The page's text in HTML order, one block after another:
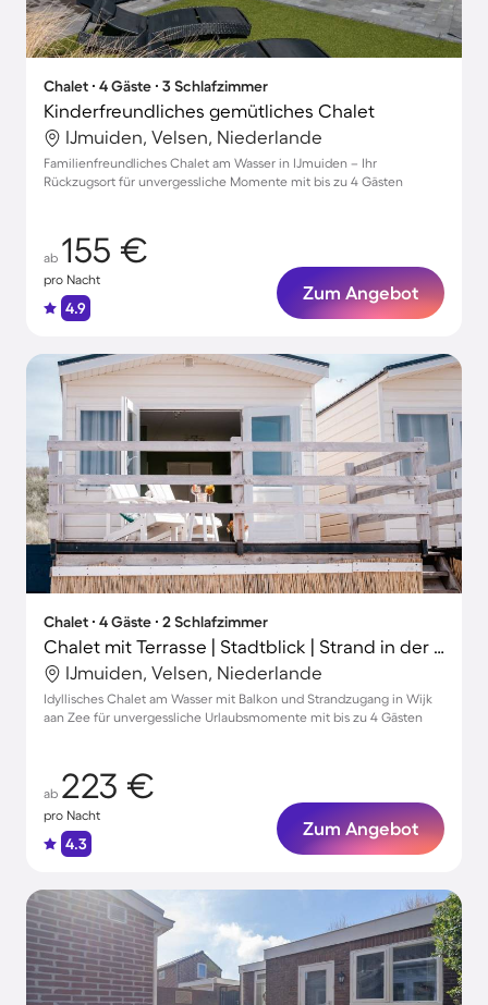
Chalet ∙ 4 Gäste ∙ 3 Schlafzimmer
Kinderfreundliches gemütliches Chalet
IJmuiden, Velsen, Niederlande
Familienfreundliches Chalet am Wasser in IJmuiden – Ihr
Rückzugsort für unvergessliche Momente mit bis zu 4 Gästen
ab 155 €
pro Nacht
4.9
Zum Angebot
Chalet ∙ 4 Gäste ∙ 2 Schlafzimmer
Chalet mit Terrasse | Stadtblick | Strand in der Nähe
IJmuiden, Velsen, Niederlande
Idyllisches Chalet am Wasser mit Balkon und Strandzugang in Wijk
aan Zee für unvergessliche Urlaubsmomente mit bis zu 4 Gästen
ab 223 €
pro Nacht
4.3
Zum Angebot